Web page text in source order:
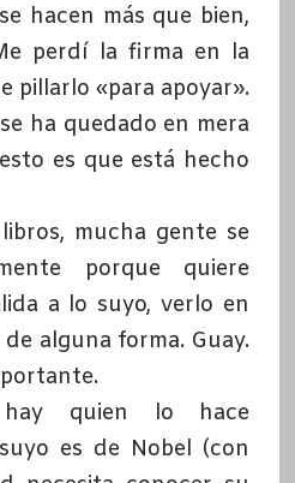
hacen más que bien,
perdí la firma en la
pillarlo «para apoyar».
ha quedado en mera
es que está hecho
mucha gente se
porque quiere
a lo suyo, verlo en
alguna forma. Guay.
hay quien lo hace
es de Nobel (con